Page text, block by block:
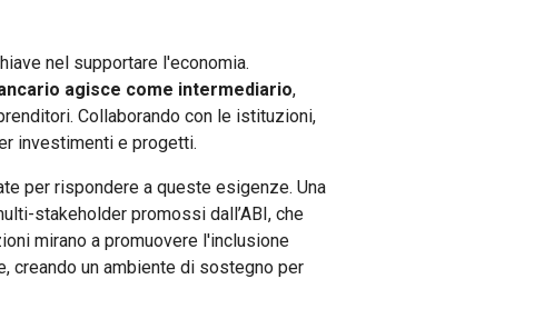
nel supportare l'economia.
agisce come intermediario,
Collaborando con le istituzioni,
investimenti e progetti.
per rispondere a queste esigenze. Una
stakeholder promossi dall’ABI, che
mirano a promuovere l'inclusione
creando un ambiente di sostegno per